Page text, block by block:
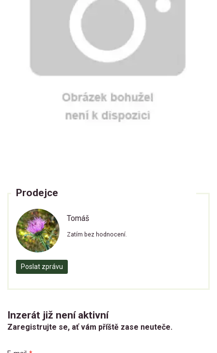
Prodejce
Tomáš
Zatím bez hodnocení.
Poslat zprávu
Inzerát již není aktivní
Zaregistrujte se, ať vám příště zase neuteče.